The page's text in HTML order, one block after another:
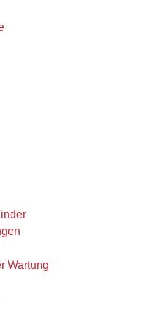
Wartung